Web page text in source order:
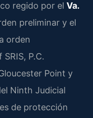
regido por el Va.
preliminar y el
orden
P.C.
Point y
Ninth Judicial
de protección